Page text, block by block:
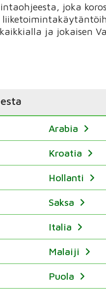
joka
ja jokaisen
Arabia
Kroatia
Hollanti
Saksa
Italia
Malaiji
Puola